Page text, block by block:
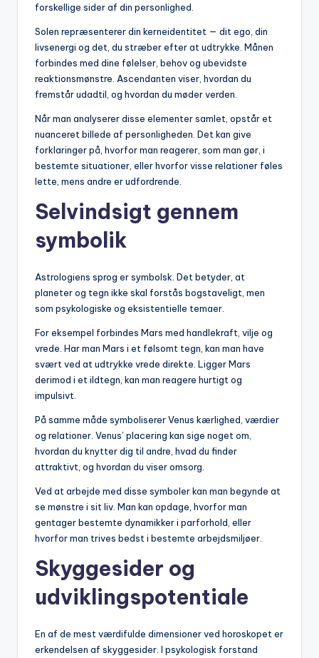
forskellige sider af din personlighed.
Solen repræsenterer din kerneidentitet — dit ego, din
livsenergi og det, du stræber efter at udtrykke. Månen
forbindes med dine følelser, behov og ubevidste
reaktionsmønstre. Ascendanten viser, hvordan du
fremstår udadtil, og hvordan du møder verden.
Når man analyserer disse elementer samlet, opstår et
nuanceret billede af personligheden. Det kan give
forklaringer på, hvorfor man reagerer, som man gør, i
bestemte situationer, eller hvorfor visse relationer føles
lette, mens andre er udfordrende.
Selvindsigt gennem
symbolik
Astrologiens sprog er symbolsk. Det betyder, at
planeter og tegn ikke skal forstås bogstaveligt, men
som psykologiske og eksistentielle temaer.
For eksempel forbindes Mars med handlekraft, vilje og
vrede. Har man Mars i et følsomt tegn, kan man have
svært ved at udtrykke vrede direkte. Ligger Mars
derimod i et ildtegn, kan man reagere hurtigt og
impulsivt.
På samme måde symboliserer Venus kærlighed, værdier
og relationer. Venus’ placering kan sige noget om,
hvordan du knytter dig til andre, hvad du finder
attraktivt, og hvordan du viser omsorg.
Ved at arbejde med disse symboler kan man begynde at
se mønstre i sit liv. Man kan opdage, hvorfor man
gentager bestemte dynamikker i parforhold, eller
hvorfor man trives bedst i bestemte arbejdsmiljøer.
Skyggesider og
udviklingspotentiale
En af de mest værdifulde dimensioner ved horoskopet er
erkendelsen af skyggesider. I psykologisk forstand